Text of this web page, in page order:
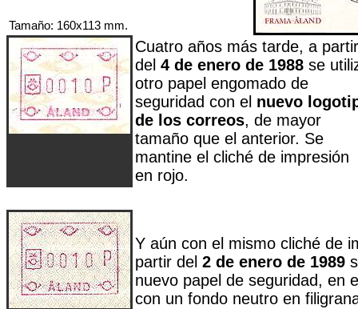
Tamaño: 160x113 mm.
Cuatro años más tarde, a partir
del 4 de enero de 1988 se
otro papel engomado de
seguridad con el nuevo
de los correos, de mayor
tamaño que el anterior. Se
mantine el cliché de impresión
en rojo.
Y aún con el mismo cliché de
partir del 2 de enero de 1989
nuevo papel de seguridad, en
con un fondo neutro en